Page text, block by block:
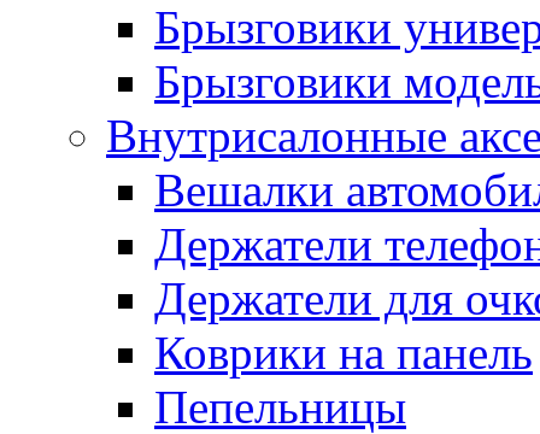
Брызговики
Брызговики
Внутрисалонные
Вешалки
Держатели
Держатели для
Коврики на панель
Пепельницы